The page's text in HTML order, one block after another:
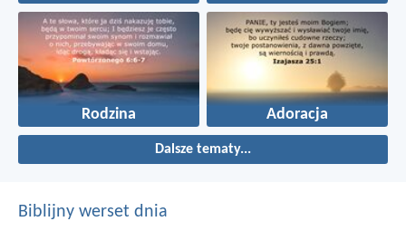
Rodzina Adoracja
Dalsze tematy...
Biblijny werset dnia